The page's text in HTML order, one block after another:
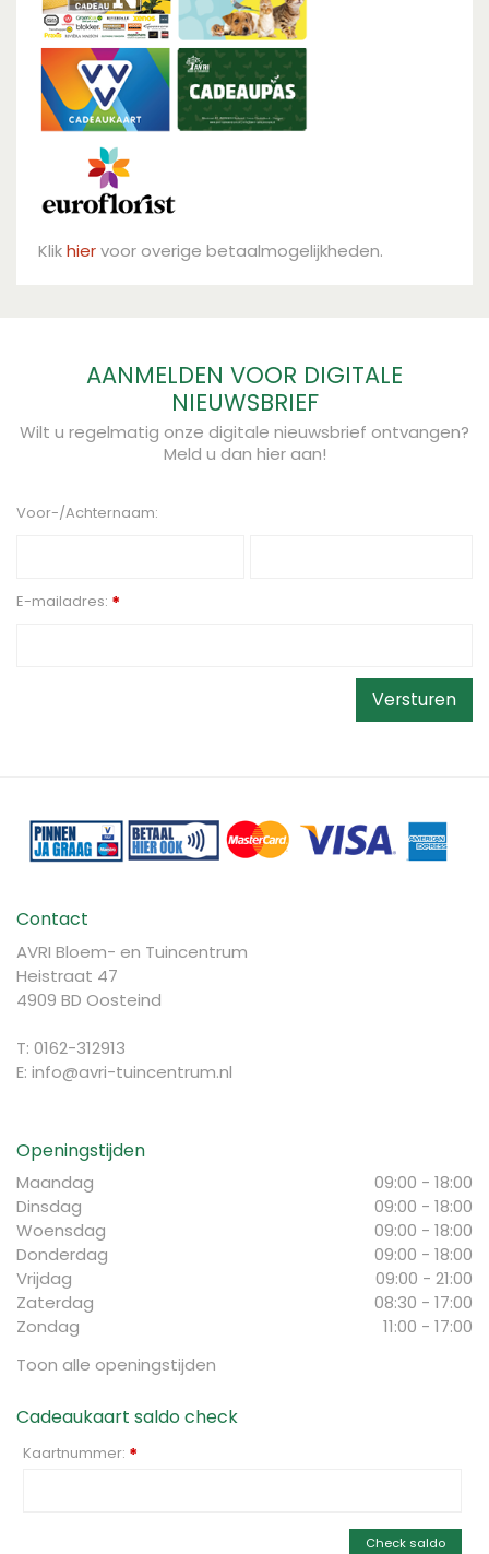
Klikhiervoor overige betaalmogelijkheden.
AANMELDEN VOOR DIGITALE
NIEUWSBRIEF
Wilt u regelmatig onze digitale nieuwsbrief ontvangen?
Meld u dan hier aan!
Voor-/Achternaam:
E-mailadres: *
Contact
AVRI Bloem- en Tuincentrum
Heistraat 47
4909 BD Oosteind
T: 0162-312913
E: info@avri-tuincentrum.nl
Openingstijden
Maandag
09:00 - 18:00
Dinsdag
09:00 - 18:00
Woensdag
09:00 - 18:00
Donderdag
09:00 - 18:00
Vrijdag
09:00 - 21:00
Zaterdag
08:30 - 17:00
Zondag
11:00 - 17:00
Toon alle openingstijden
Cadeaukaart saldo check
Kaartnummer: *
Check saldo